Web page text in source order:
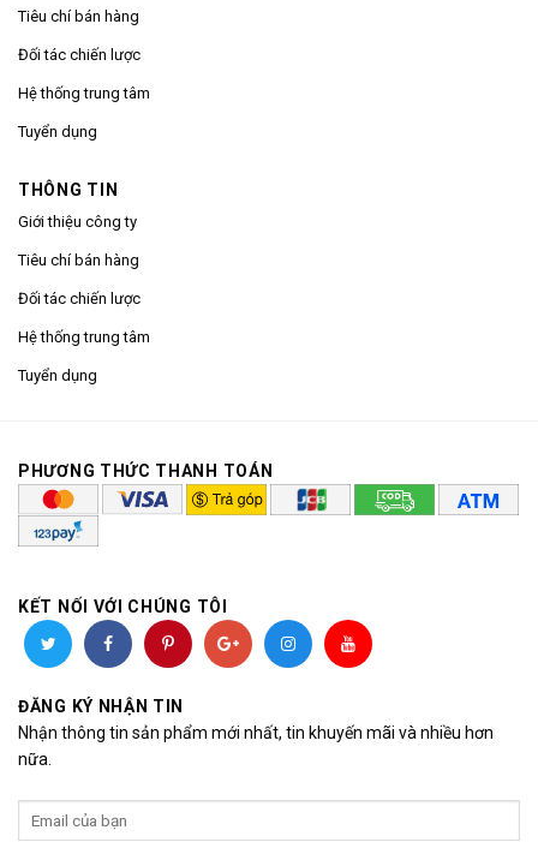
Tiêu chí bán hàng
Đối tác chiến lược
Hệ thống trung tâm
Tuyển dụng
THÔNG TIN
Giới thiệu công ty
Tiêu chí bán hàng
Đối tác chiến lược
Hệ thống trung tâm
Tuyển dụng
PHƯƠNG THỨC THANH TOÁN
KẾT NỐI VỚI CHÚNG TÔI
ĐĂNG KÝ NHẬN TIN
Nhận thông tin sản phẩm mới nhất, tin khuyến mãi và nhiều hơn
nữa.